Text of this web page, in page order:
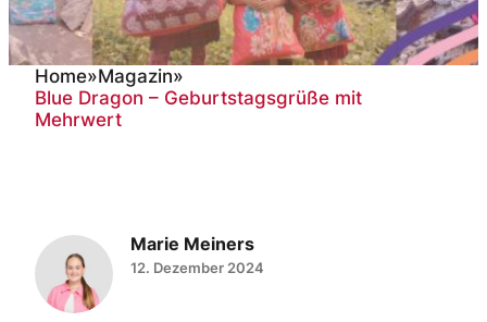
Blue Dragon –
Home»Magazin»
Blue Dragon – Geburtstagsgrüße mit
Mehrwert
Marie Meiners
12. Dezember 2024